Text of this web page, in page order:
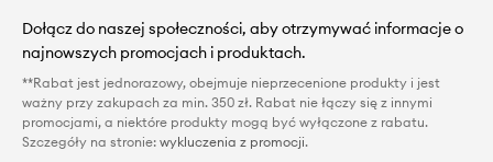
Dołącz do naszej społeczności, aby otrzymywać informacje o
najnowszych promocjach i produktach.
**Rabat jest jednorazowy, obejmuje nieprzecenione produkty i jest
ważny przy zakupach za min. 350 zł. Rabat nie łączy się z innymi
promocjami, a niektóre produkty mogą być wyłączone z rabatu.
Szczegóły na stronie: wykluczenia z promocji.